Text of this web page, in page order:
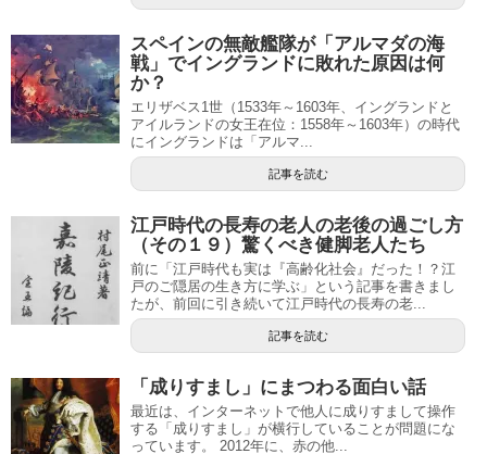
スペインの無敵艦隊が「アルマダの海
戦」でイングランドに敗れた原因は何
か？
エリザベス1世（1533年～1603年、イングランドと
アイルランドの女王在位：1558年～1603年）の時代
にイングランドは「アルマ...
記事を読む
江戸時代の長寿の老人の老後の過ごし方
（その１９）驚くべき健脚老人たち
前に「江戸時代も実は『高齢化社会』だった！？江
戸のご隠居の生き方に学ぶ」という記事を書きまし
たが、前回に引き続いて江戸時代の長寿の老...
記事を読む
「成りすまし」にまつわる面白い話
最近は、インターネットで他人に成りすまして操作
する「成りすまし」が横行していることが問題にな
っています。 2012年に、赤の他...